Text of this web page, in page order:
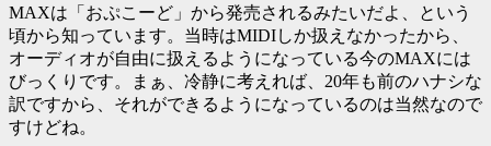
MAXは「おぷこーど」から発売されるみたいだよ、という
頃から知っています。当時はMIDIしか扱えなかったから、
オーディオが自由に扱えるようになっている今のMAXには
びっくりです。まぁ、冷静に考えれば、20年も前のハナシな
訳ですから、それができるようになっているのは当然なので
すけどね。